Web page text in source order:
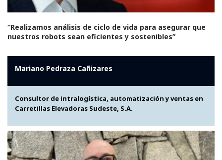
“Realizamos análisis de ciclo de vida para asegurar que
nuestros robots sean eficientes y sostenibles”
Mariano Pedraza Cañizares
Consultor de intralogística, automatización y ventas en
Carretillas Elevadoras Sudeste, S.A.